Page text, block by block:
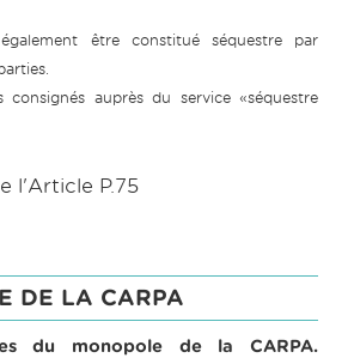
être constitué séquestre par
auprès du service «séquestre
l'Article P.75
DE LA CARPA
du monopole de la CARPA.